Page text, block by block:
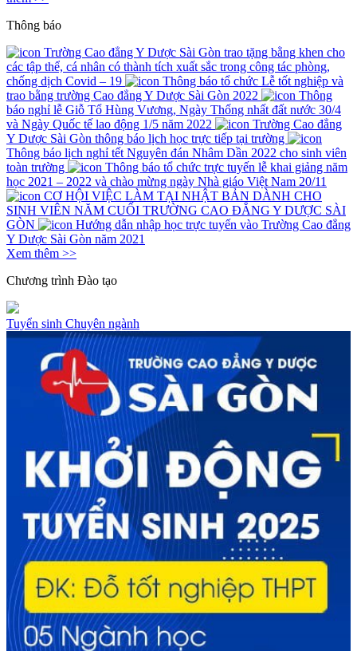
Thông báo
Trường Cao đẳng Y Dược Sài Gòn trao tặng bằng khen cho
các tập thể, cá nhân có thành tích xuất sắc trong công tác phòng,
chống dịch Covid – 19
Thông báo tổ chức Lễ tốt nghiệp và
trao bằng trường Cao đẳng Y Dược Sài Gòn 2022
Thông
báo nghỉ lễ Giỗ Tổ Hùng Vương, Ngày Thống nhất đất nước 30/4
và Ngày Quốc tế lao động 1/5 năm 2022
Trường Cao đẳng
Y Dược Sài Gòn thông báo lịch học trực tiếp tại trường
Thông báo lịch nghỉ tết Nguyên đán Nhâm Dần 2022 cho sinh viên
toàn trường
Thông báo tổ chức trực tuyến lễ khai giảng năm
học 2021 – 2022 và chào mừng ngày Nhà giáo Việt Nam 20/11
CƠ HỘI VIỆC LÀM TẠI NHẬT BẢN DÀNH CHO
SINH VIÊN NĂM CUỐI TRƯỜNG CAO ĐẲNG Y DƯỢC SÀI
GÒN
Hướng dẫn nhập học trực tuyến vào Trường Cao đẳng
Y Dược Sài Gòn năm 2021
Xem thêm >>
Chương trình Đào tạo
Tuyển sinh Chuyên ngành